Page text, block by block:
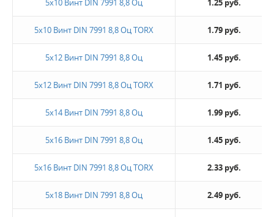
5х10 Винт DIN 7991 8,8 Оц 1.25 руб.
5х10 Винт DIN 7991 8,8 Оц TORX 1.79 руб.
5х12 Винт DIN 7991 8,8 Оц 1.45 руб.
5х12 Винт DIN 7991 8,8 Оц ТORX 1.71 руб.
5х14 Винт DIN 7991 8,8 Оц 1.99 руб.
5х16 Винт DIN 7991 8,8 Оц 1.45 руб.
5х16 Винт DIN 7991 8,8 Оц TORX 2.33 руб.
5х18 Винт DIN 7991 8,8 Оц 2.49 руб.